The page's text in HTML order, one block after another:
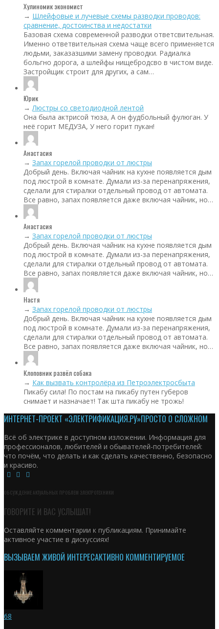
Хулиномик экономист
→ Шлейфовые и лучевые схемы разводки проводов:
сравнение, достоинства и недостатки
Базовая схема современной разводки ответсвительная.
Именно ответвительная схема чаще всего применяется
людьми, заказазшими замену проводки. Радиалка
больгно дорога, а шлейфы нищебродсво в чистом виде.
Застройщик строит для других, а сам…
Юрик
→Люстры со светодиодной лентой
Она была актрисой тюза, А он фудбольный фулюган. У
неё горит МЕДУЗА, У него горит пукан!
Анастасия
→ Запах горелой проводки от люстры
Добрый день. Включая чайник на кухне появляется дым
под люстрой в комнате. Думали из-за перенапряжения,
сделали для стиралки отдельный провод от автомата.
Все равно, запах появляется даже включая чайник, но…
Анастасия
→ Запах горелой проводки от люстры
Добрый день. Включая чайник на кухне появляется дым
под люстрой в комнате. Думали из-за перенапряжения,
сделали для стиралки отдельный провод от автомата.
Все равно, запах появляется даже включая чайник, но…
Настя
→ Запах горелой проводки от люстры
Добрый день. Включая чайник на кухне появляется дым
под люстрой в комнате. Думали из-за перенапряжения,
сделали для стиралки отдельный провод от автомата.
Все равно, запах появляется даже включая чайник, но…
Клоповник развёл собака
→ Как вызвать контролёра из Петроэлектросбыта
Пикабу сила! По постам на пикабу путен губеров
снимает и назначает! Так шта пикабу не трожь!
ИНТЕРНЕТ-ПРОЕКТ «ЭЛЕКТРИФИКАЦИЯ.РУ»ПРОСТО О СЛОЖНОМ
Всё об электрике в доступном изложении. Информация для
профессионалов, любителей и обывателей-потребителей:
что почём, что делать и как сделать качественно, безопасно
и красиво.
ОБСУЖДЕНИЕ АКТУАЛЬНЫХ ПРОБЛЕМ ЭЛЕКТРОТЕХНИКИ
ГОВОРИТЕ И ВАС УСЛЫШАТ!
Оставляйте комментарии к публикациям. Принимайте
активное участие в дискуссиях!
ВЫЗЫВАЕМ ЖИВОЙ ИНТЕРЕСАКТИВНО КОММЕНТИРУЕМОЕ
68